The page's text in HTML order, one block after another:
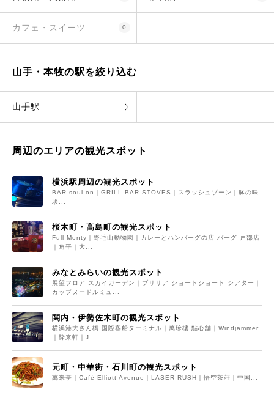
カフェ・スイーツ 0
山手・本牧の駅を絞り込む
山手駅
周辺のエリアの観光スポット
横浜駅周辺の観光スポット
BAR soul on｜GRILL BAR STOVES｜スラッシュゾーン｜豚の味
珍...
桜木町・高島町の観光スポット
Full Monty｜野毛山動物園｜カレーとハンバーグの店 バーグ 戸部店
｜角平｜大...
みなとみらいの観光スポット
展望フロア スカイガーデン｜ブリリア ショートショート シアター｜
カップヌードルミュ...
関内・伊勢佐木町の観光スポット
横浜港大さん橋 国際客船ターミナル｜萬珍樓 點心舗｜Windjammer
｜酔来軒｜J...
元町・中華街・石川町の観光スポット
萬来亭｜Café Elliott Avenue｜LASER RUSH｜悟空茶荘｜中国...